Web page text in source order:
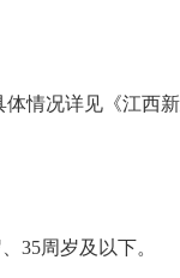
情况详见《江西
35周岁及以下。